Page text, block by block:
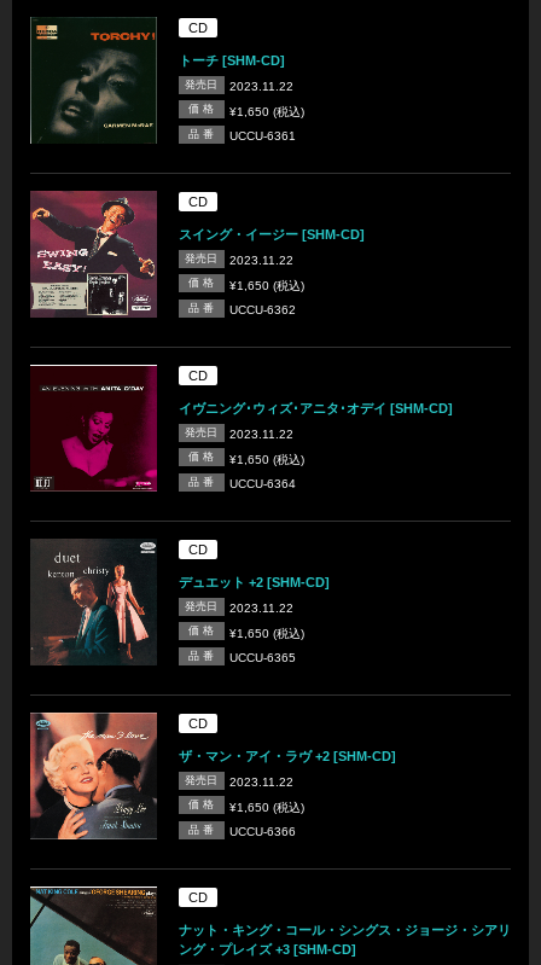
CD
トーチ [SHM-CD]
発売日 2023.11.22
価 格 ¥1,650 (税込)
品 番 UCCU-6361
CD
スイング・イージー [SHM-CD]
発売日 2023.11.22
価 格 ¥1,650 (税込)
品 番 UCCU-6362
CD
イヴニング･ウィズ･アニタ･オデイ [SHM-CD]
発売日 2023.11.22
価 格 ¥1,650 (税込)
品 番 UCCU-6364
CD
デュエット +2 [SHM-CD]
発売日 2023.11.22
価 格 ¥1,650 (税込)
品 番 UCCU-6365
CD
ザ・マン・アイ・ラヴ +2 [SHM-CD]
発売日 2023.11.22
価 格 ¥1,650 (税込)
品 番 UCCU-6366
CD
ナット・キング・コール・シングス・ジョージ・シアリ
ング・プレイズ +3 [SHM-CD]